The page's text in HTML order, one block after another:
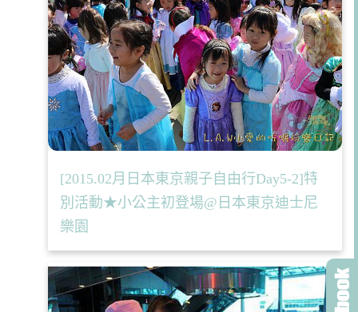
[2015.02月日本東京親子自由行Day5-2]特
別活動★小公主初登場@日本東京迪士尼
樂園